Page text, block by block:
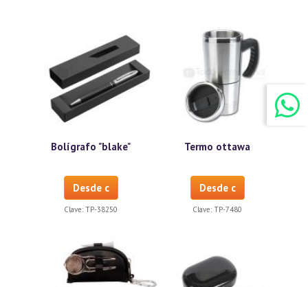
Bolígrafo "blake"
Desde c
Clave: TP-38250
Termo ottawa
Desde c
Clave: TP-7480